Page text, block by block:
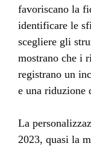
favoriscano la
identificare le
scegliere gli
mostrano che i
registrano un
e una riduzione
La
2023, quasi la